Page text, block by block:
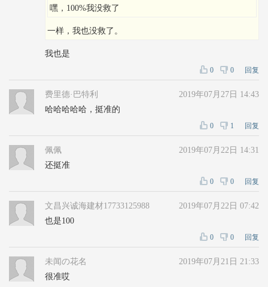
嘿，100%我没救了
一样，我也没救了。
我也是
0 0 回复
费里德·巴特利
2019年07月27日 14:43
哈哈哈哈哈，挺准的
0 1 回复
佩佩
2019年07月22日 14:31
还挺准
0 0 回复
文昌兴诚海建材17733125988
2019年07月22日 07:42
也是100
0 0 回复
未闻の花名
2019年07月21日 21:33
很准哎